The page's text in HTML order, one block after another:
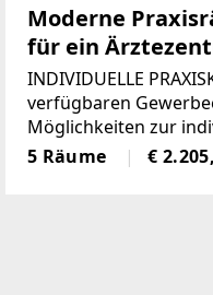
Moderne
für ein
INDIVIDUELLE
verfügbaren
Möglichkeiten zur
können optimal an
Anforderungen
5 Räume €